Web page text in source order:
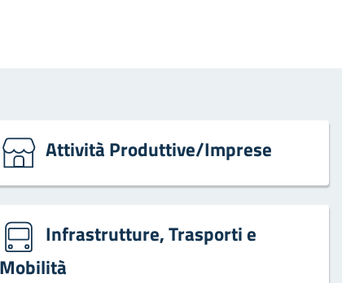
Attività Produttive/Imprese
Infrastrutture, Trasporti e
Mobilità